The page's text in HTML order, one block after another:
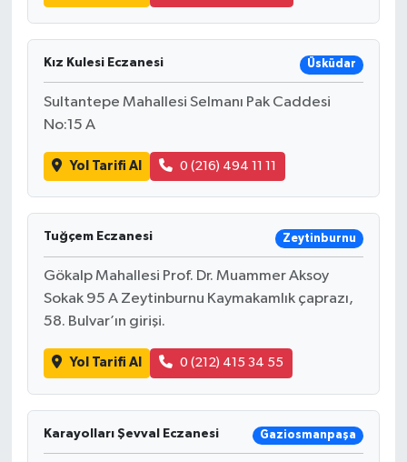
Kız Kulesi Eczanesi Üsküdar
Sultantepe Mahallesi Selmanı Pak Caddesi
No:15 A
Yol Tarifi Al 0 (216) 494 11 11
Tuğçem Eczanesi Zeytinburnu
Gökalp Mahallesi Prof. Dr. Muammer Aksoy
Sokak 95 A Zeytinburnu Kaymakamlık çaprazı,
58. Bulvar’ın girişi.
Yol Tarifi Al 0 (212) 415 34 55
Karayolları Şevval Eczanesi Gaziosmanpaşa